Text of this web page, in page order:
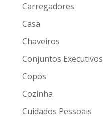
Carregadores
Casa
Chaveiros
Conjuntos Executivos
Copos
Cozinha
Cuidados Pessoais